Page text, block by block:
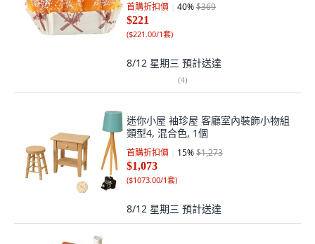
首購折扣價 40%$369
$221
($221.00/1套)
8/12 星期三 預計送達
(4)
迷你小屋 袖珍屋 客廳室內裝飾小物組
類型4, 混合色, 1個
首購折扣價 15%$1,273
$1,073
($1073.00/1套)
8/12 星期三 預計送達